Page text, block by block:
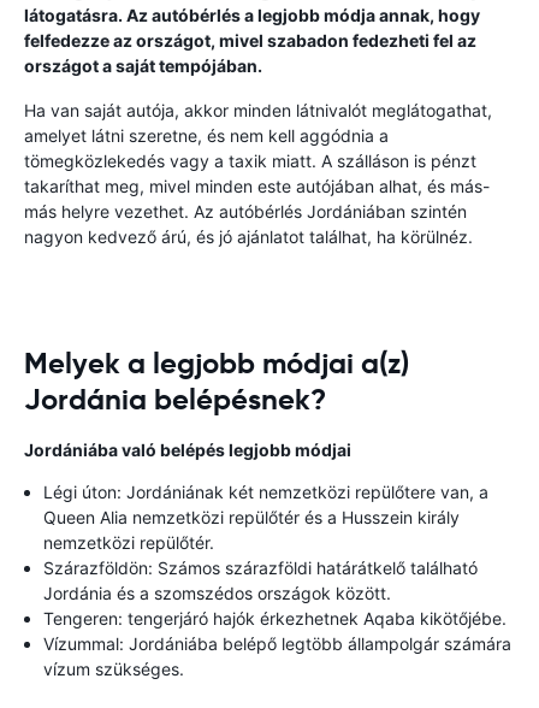
látogatásra. Az autóbérlés a legjobb módja annak, hogy
felfedezze az országot, mivel szabadon fedezheti fel az
országot a saját tempójában.
Ha van saját autója, akkor minden látnivalót meglátogathat,
amelyet látni szeretne, és nem kell aggódnia a
tömegközlekedés vagy a taxik miatt. A szálláson is pénzt
takaríthat meg, mivel minden este autójában alhat, és más-
más helyre vezethet. Az autóbérlés Jordániában szintén
nagyon kedvező árú, és jó ajánlatot találhat, ha körülnéz.
Melyek a legjobb módjai a(z)
Jordánia belépésnek?
Jordániába való belépés legjobb módjai
Légi úton: Jordániának két nemzetközi repülőtere van, a
Queen Alia nemzetközi repülőtér és a Husszein király
nemzetközi repülőtér.
Szárazföldön: Számos szárazföldi határátkelő található
Jordánia és a szomszédos országok között.
Tengeren: tengerjáró hajók érkezhetnek Aqaba kikötőjébe.
Vízummal: Jordániába belépő legtöbb állampolgár számára
vízum szükséges.